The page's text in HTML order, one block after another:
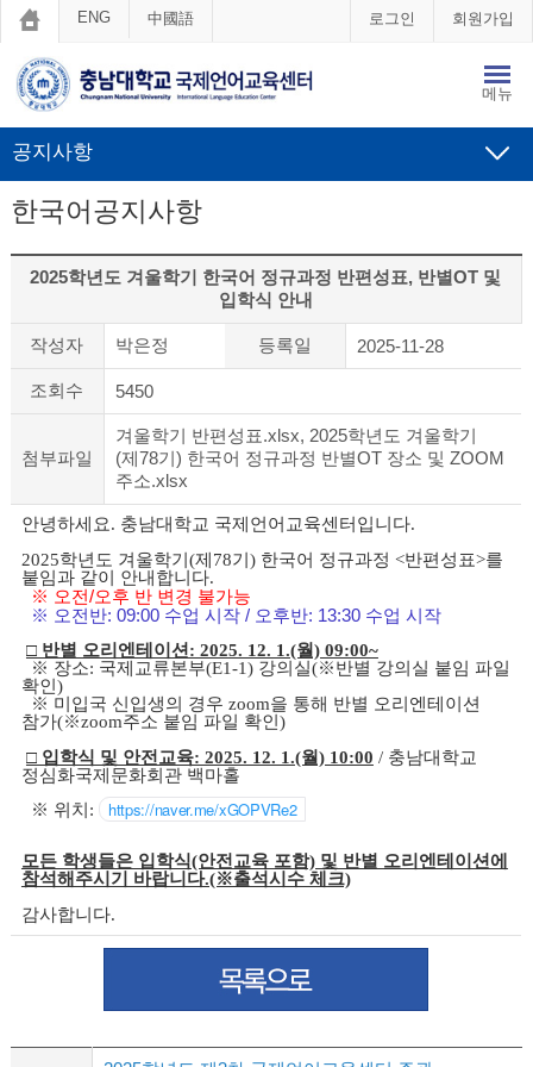
ENG 中國語 로그인 회원가입
메뉴
공지사항
한국어공지사항
2025학년도 겨울학기 한국어 정규과정 반편성표, 반별OT 및
입학식 안내
작성자 박은정 등록일 2025-11-28
조회수 5450
첨부파일
겨울학기 반편성표.xlsx, 2025학년도 겨울학기
(제78기) 한국어 정규과정 반별OT 장소 및 ZOOM
주소.xlsx
안녕하세요. 충남대학교 국제언어교육센터입니다.
2025학년도 겨울학기(제78기) 한국어 정규과정 <반편성표>를
붙임과 같이 안내합니다.
※ 오전/오후 반 변경 불가능
※ 오전반: 09:00 수업 시작 / 오후반: 13:30 수업 시작
□ 반별 오리엔테이션: 2025. 12. 1.(월) 09:00~
※ 장소: 국제교류본부(E1-1) 강의실(※반별 강의실 붙임 파일
확인)
※ 미입국 신입생의 경우 zoom을 통해 반별 오리엔테이션
참가(※zoom주소 붙임 파일 확인)
□ 입학식 및 안전교육: 2025. 12. 1.(월) 10:00 / 충남대학교
정심화국제문화회관 백마홀
※ 위치:
https://naver.me/xGOPVRe2
모든 학생들은 입학식(안전교육 포함) 및 반별 오리엔테이션에
참석해주시기 바랍니다.(※출석시수 체크)
감사합니다.